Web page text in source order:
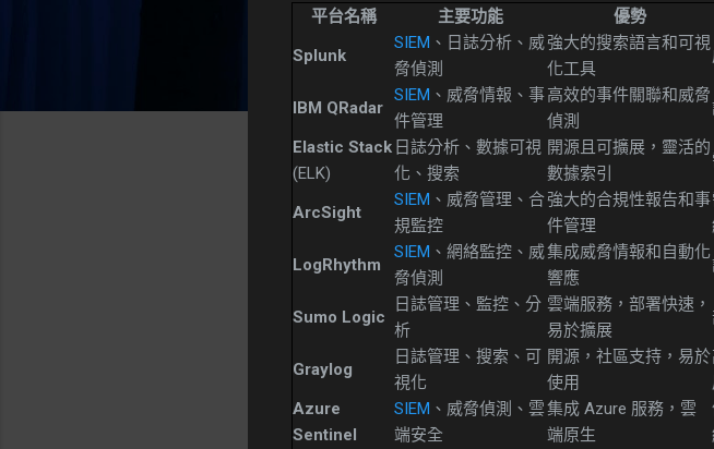
平台名稱 主要功能 優勢
Splunk
SIEM 、日誌分析、威
脅偵測
強大的搜索語言和可視
化工具
IBM QRadar
SIEM 、威脅情報、事
件管理
高效的事件關聯和威脅
偵測
Elastic Stack
(ELK)
日誌分析、數據可視
化、搜索
開源且可擴展，靈活的
數據索引
ArcSight
SIEM 、威脅管理、合
規監控
強大的合規性報告和事
件管理
LogRhythm
SIEM 、網絡監控、威
脅偵測
集成威脅情報和自動化
響應
Sumo Logic
日誌管理、監控、分
析
雲端服務，部署快速，
易於擴展
Graylog
日誌管理、搜索、可
視化
開源，社區支持，易於
使用
Azure
Sentinel
SIEM 、威脅偵測、雲
端安全
集成 Azure 服務，雲
端原生